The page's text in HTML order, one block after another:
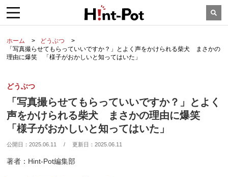
ホーム
どうぶつ
「写真撮らせてもらっていいですか？」とよく声をかけられる柴犬 まさかの
理由に爆笑 「様子がおかしいと知ってはいた」
どうぶつ
「写真撮らせてもらっていいですか？」とよく
声をかけられる柴犬 まさかの理由に爆笑
「様子がおかしいと知ってはいた」
公開日：2025.06.11 / 更新日：2025.06.11
著者：Hint-Pot編集部